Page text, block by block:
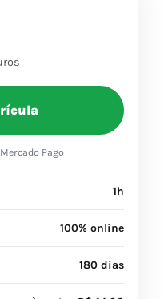
Pago
1h
100% online
180 dias